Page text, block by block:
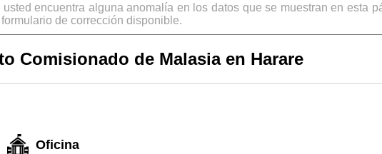
usted encuentra alguna anomalía en los datos que se muestran en esta
de corrección disponible.
Comisionado de Malasia en Harare
Oficina